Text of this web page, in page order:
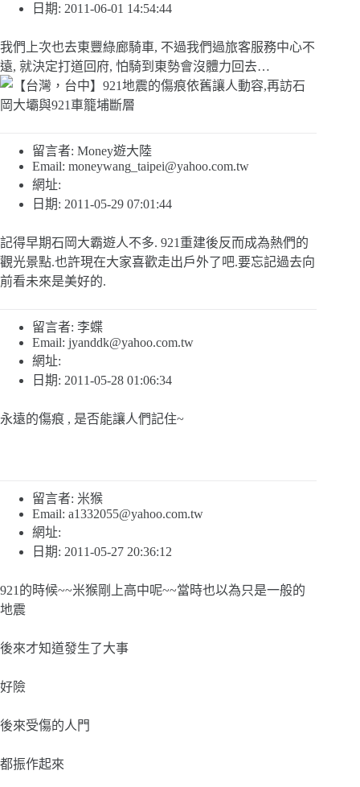
日期: 2011-06-01 14:54:44
我們上次也去東豐綠廊騎車, 不過我們過旅客服務中心不
遠, 就決定打道回府, 怕騎到東勢會沒體力回去…
留言者: Money遊大陸
Email: moneywang_taipei@yahoo.com.tw
網址:
日期: 2011-05-29 07:01:44
記得早期石岡大霸遊人不多. 921重建後反而成為熱們的
觀光景點.也許現在大家喜歡走出戶外了吧.要忘記過去向
前看未來是美好的.
留言者: 李蝶
Email: jyanddk@yahoo.com.tw
網址:
日期: 2011-05-28 01:06:34
永遠的傷痕 , 是否能讓人們記住~
留言者: 米猴
Email: a1332055@yahoo.com.tw
網址:
日期: 2011-05-27 20:36:12
921的時候~~米猴剛上高中呢~~當時也以為只是一般的
地震
後來才知道發生了大事
好險
後來受傷的人門
都振作起來